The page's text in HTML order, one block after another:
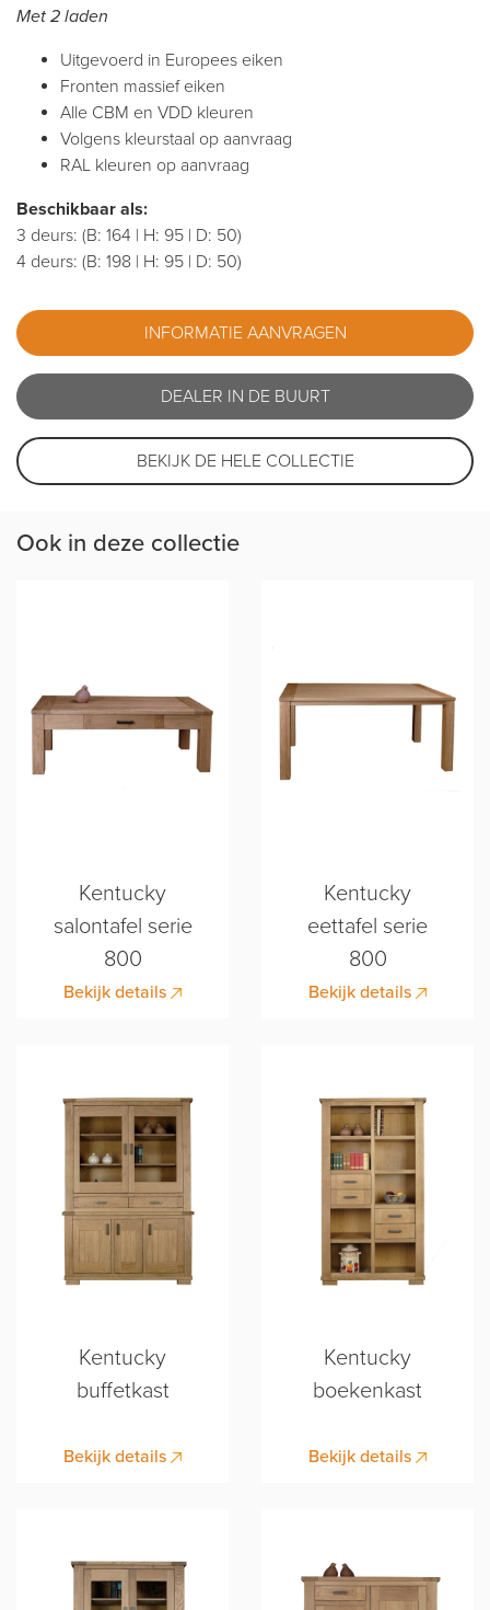
Met 2 laden
Uitgevoerd in Europees eiken
Fronten massief eiken
Alle CBM en VDD kleuren
Volgens kleurstaal op aanvraag
RAL kleuren op aanvraag
Beschikbaar als:
3 deurs: (B: 164 | H: 95 | D: 50)
4 deurs: (B: 198 | H: 95 | D: 50)
INFORMATIE AANVRAGEN
DEALER IN DE BUURT
BEKIJK DE HELE COLLECTIE
Ook in deze collectie
Kentucky
salontafel serie
800
Bekijk details
Kentucky
eettafel serie
800
Bekijk details
Kentucky
buffetkast
Bekijk details
Kentucky
boekenkast
Bekijk details